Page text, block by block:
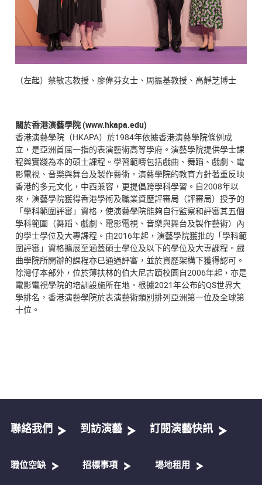
（左起）蔡敏志教授、廖偉芬女士、周振基教授、高靜芝博士
關於香港演藝學院 (www.hkapa.edu)
香港演藝學院（HKAPA）於1984年依據香港演藝學院條例成
立，是亞洲首屈一指的表演藝術高等學府。演藝學院提供學士課
程與實踐為本的碩士課程。學習範疇包括戲曲、舞蹈、戲劇、電
影電視、音樂與舞台及製作藝術。演藝學院的教育方針著重反映
香港的多元文化，中西兼容，更提倡跨學科學習。自2008年以
來，演藝學院獲得香港學術及職業資歷評審局（評審局）授予的
「學科範圍評審」資格，使演藝學院能夠自行監察和評審其五個
學科範圍（舞蹈、戲劇、電影電視、音樂與舞台及製作藝術）內
的學士學位及大專課程。由2016年起，演藝學院獲批的「學科範
圍評審」資格擴展至涵蓋碩士學位及以下的學位及大專課程。戲
曲學院所開辦的課程亦已通過評審，並於資歷架構下獲得認可。
除灣仔本部外，位於薄扶林的伯大尼古蹟校園自2006年起，亦是
電影電視學院的培訓設施所在地。根據2021年公布的QS世界大
學排名，香港演藝學院於表演藝術類別排列亞洲第一位及全球第
十位。
聯絡我們 到訪演藝 訂閱演藝快訊
職位空缺 招標事項 場地租用